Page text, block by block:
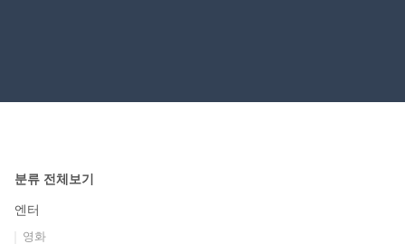
분류 전체보기
엔터
영화